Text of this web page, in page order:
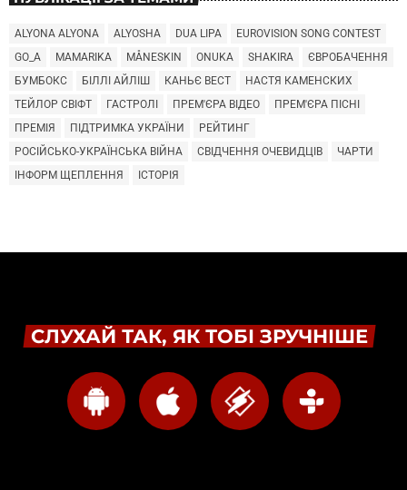
ALYONA ALYONA ALYOSHA DUA LIPA
EUROVISION SONG CONTEST
GO_A
MAMARIKA MÅNESKIN ONUKA SHAKIRA
ЄВРОБАЧЕННЯ
БУМБОКС
БІЛЛІ АЙЛІШ КАНЬЄ ВЕСТ
НАСТЯ КАМЕНСКИХ
ТЕЙЛОР СВІФТ
ГАСТРОЛІ ПРЕМ'ЄРА ВІДЕО
ПРЕМ'ЄРА ПІСНІ
ПРЕМІЯ
ПІДТРИМКА УКРАЇНИ
РЕЙТИНГ
РОСІЙСЬКО-УКРАЇНСЬКА ВІЙНА
СВІДЧЕННЯ ОЧЕВИДЦІВ
ЧАРТИ
ІНФОРМ ЩЕПЛЕННЯ
ІСТОРІЯ
СЛУХАЙ ТАК, ЯК ТОБІ ЗРУЧНІШЕ